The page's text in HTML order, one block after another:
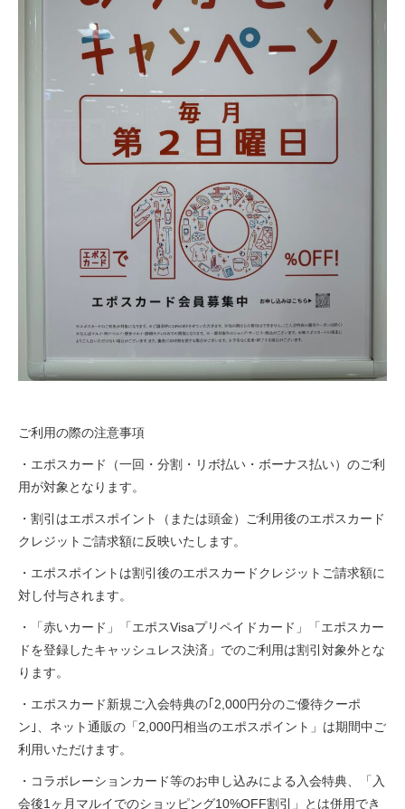
法人様向け割引
会社概要
個人情報保護
ご利用の際の注意事項
・エポスカード（一回・分割・リボ払い・ボーナス払い）のご利
用が対象となります。
・割引はエポスポイント（または頭金）ご利用後のエポスカード
クレジットご請求額に反映いたします。
・エポスポイントは割引後のエポスカードクレジットご請求額に
対し付与されます。
・「赤いカード」「エポスVisaプリペイドカード」「エポスカー
ドを登録したキャッシュレス決済」でのご利用は割引対象外とな
ります。
・エポスカード新規ご入会特典の｢2,000円分のご優待クーポ
ン｣、ネット通販の「2,000円相当のエポスポイント」は期間中ご
利用いただけます。
・コラボレーションカード等のお申し込みによる入会特典、「入
会後1ヶ月マルイでのショッピング10%OFF割引」とは併用でき